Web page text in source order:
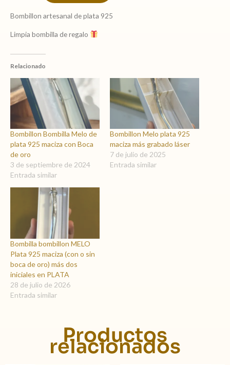
maciza
Bombillon artesanal de plata 925
Limpia bombilla de regalo
Relacionado
Bombillon Bombilla Melo de
plata 925 maciza con Boca
de oro
3 de septiembre de 2024
Entrada similar
Bombillon Melo plata 925
maciza más grabado láser
7 de julio de 2025
Entrada similar
Bombilla bombillon MELO
Plata 925 maciza (con o sin
boca de oro) más dos
iniciales en PLATA
28 de julio de 2026
Entrada similar
Productos
relacionados